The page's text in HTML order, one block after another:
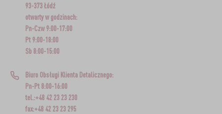
93-373 Łódź
otwarty w godzinach:
Pn-Czw 9:00-17:00
Pt 9:00-18:00
Sb 8:00-15:00
Biuro Obsługi Klienta Detalicznego:
Pn-Pt 8:00-16:00
tel.:+48 42 23 23 230
fax:+48 42 23 23 295